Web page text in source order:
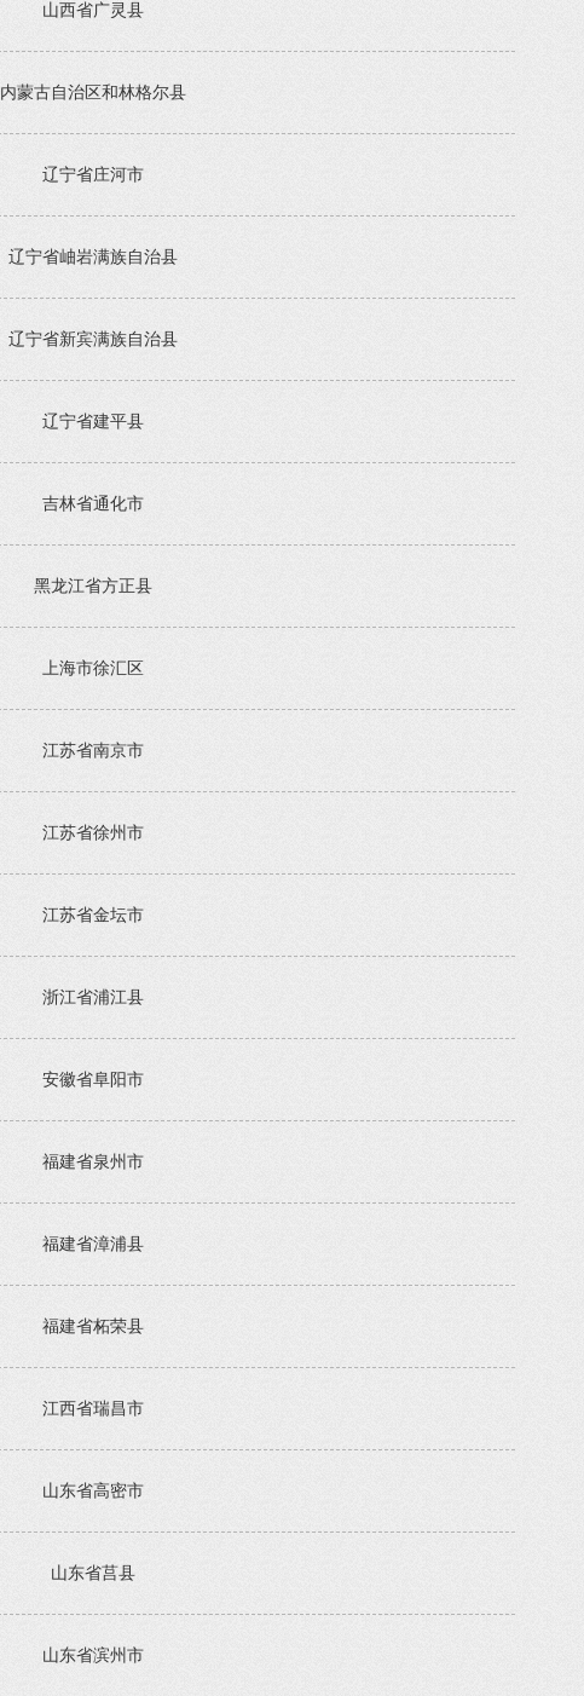
山西省广灵县
内蒙古自治区和林格尔县
辽宁省庄河市
辽宁省岫岩满族自治县
辽宁省新宾满族自治县
辽宁省建平县
吉林省通化市
黑龙江省方正县
上海市徐汇区
江苏省南京市
江苏省徐州市
江苏省金坛市
浙江省浦江县
安徽省阜阳市
福建省泉州市
福建省漳浦县
福建省柘荣县
江西省瑞昌市
山东省高密市
山东省莒县
山东省滨州市